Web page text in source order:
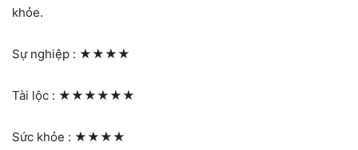
khỏe.
Sự nghiệp : ★★★★
Tài lộc : ★★★★★★
Sức khỏe : ★★★★